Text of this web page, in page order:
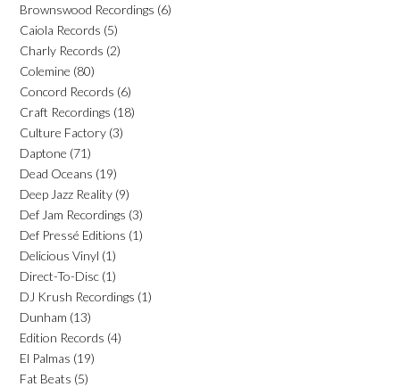
Brownswood Recordings (6)
Caiola Records (5)
Charly Records (2)
Colemine (80)
Concord Records (6)
Craft Recordings (18)
Culture Factory (3)
Daptone (71)
Dead Oceans (19)
Deep Jazz Reality (9)
Def Jam Recordings (3)
Def Pressé Editions (1)
Delicious Vinyl (1)
Direct-To-Disc (1)
DJ Krush Recordings (1)
Dunham (13)
Edition Records (4)
El Palmas (19)
Fat Beats (5)